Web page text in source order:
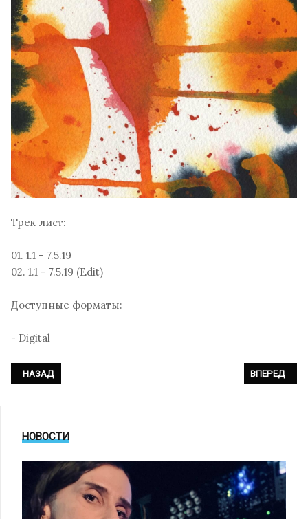
Трек лист:
01. 1.1 - 7.5.19
02. 1.1 - 7.5.19 (Edit)
Доступные форматы:
- Digital
ПРЕДЫДУЩИЙ: AESTHETIC PERFECTION - «AUTOMATON»
НАЗАД СЛЕДУЮЩИЙ:
ВПЕРЕД
НОВОСТИ